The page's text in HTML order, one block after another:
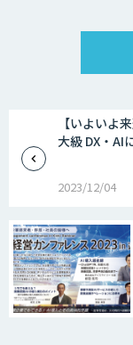
【いよいよ
大級 DX・AI
2023/12/04